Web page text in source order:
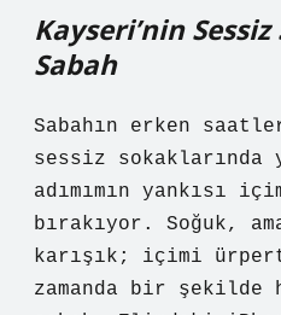
Kayseri’nin
Sabah
Sabahın erken
sessiz sokaklarında
adımımın yankısı
bırakıyor. Soğuk,
karışık; içimi
zamanda bir şekilde